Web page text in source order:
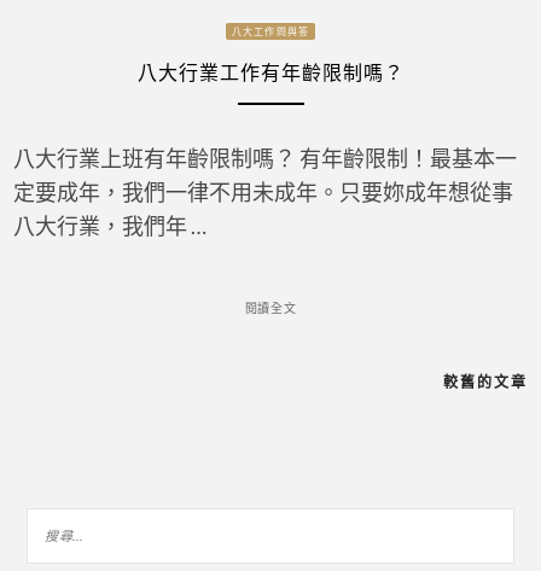
八大工作問與答
八大行業工作有年齡限制嗎？
八大行業上班有年齡限制嗎？ 有年齡限制！最基本一
定要成年，我們一律不用未成年。只要妳成年想從事
八大行業，我們年 …
閱讀全文
較舊的文章